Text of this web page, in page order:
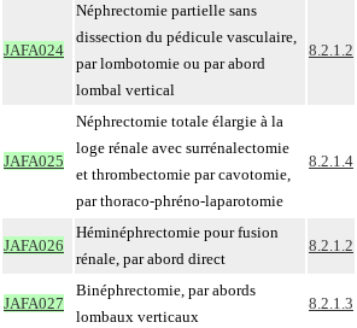
JAFA024
Néphrectomie partielle sans
dissection du pédicule vasculaire,
par lombotomie ou par abord
lombal vertical
8.2.1.2
JAFA025
Néphrectomie totale élargie à la
loge rénale avec surrénalectomie
et thrombectomie par cavotomie,
par thoraco-phréno-laparotomie
8.2.1.4
JAFA026
Héminéphrectomie pour fusion
rénale, par abord direct
8.2.1.2
JAFA027
Binéphrectomie, par abords
lombaux verticaux
8.2.1.3